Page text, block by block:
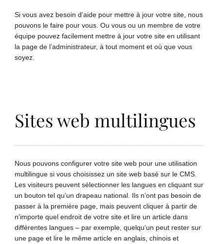
Si vous avez besoin d’aide pour mettre à jour votre site, nous
pouvons le faire pour vous. Ou vous ou un membre de votre
équipe pouvez facilement mettre à jour votre site en utilisant
la page de l’administrateur, à tout moment et où que vous
soyez.
Sites web multilingues
Nous pouvons configurer votre site web pour une utilisation
multilingue si vous choisissez un site web basé sur le CMS.
Les visiteurs peuvent sélectionner les langues en cliquant sur
un bouton tel qu’un drapeau national. Ils n’ont pas besoin de
passer à la première page, mais peuvent cliquer à partir de
n’importe quel endroit de votre site et lire un article dans
différentes langues – par exemple, quelqu’un peut rester sur
une page et lire le même article en anglais, chinois et